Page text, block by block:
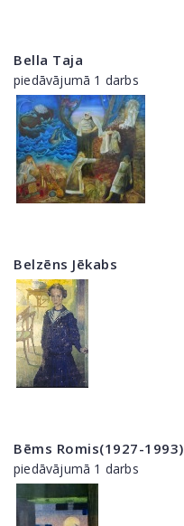
Bella Taja
piedāvājumā 1 darbs
Belzēns Jēkabs
Bēms Romis(1927-1993)
piedāvājumā 1 darbs